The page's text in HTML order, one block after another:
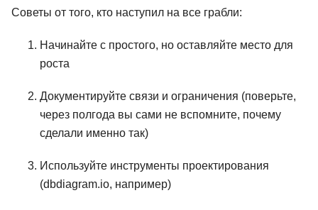
Советы от того, кто наступил на все грабли:
Начинайте с простого, но оставляйте место для
роста
Документируйте связи и ограничения (поверьте,
через полгода вы сами не вспомните, почему
сделали именно так)
Используйте инструменты проектирования
(dbdiagram.io, например)